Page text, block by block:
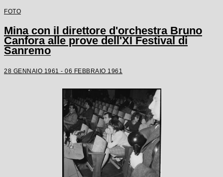
FOTO
Mina con il direttore d'orchestra Bruno
Canfora alle prove dell'XI Festival di
Sanremo
28 GENNAIO 1961 - 06 FEBBRAIO 1961